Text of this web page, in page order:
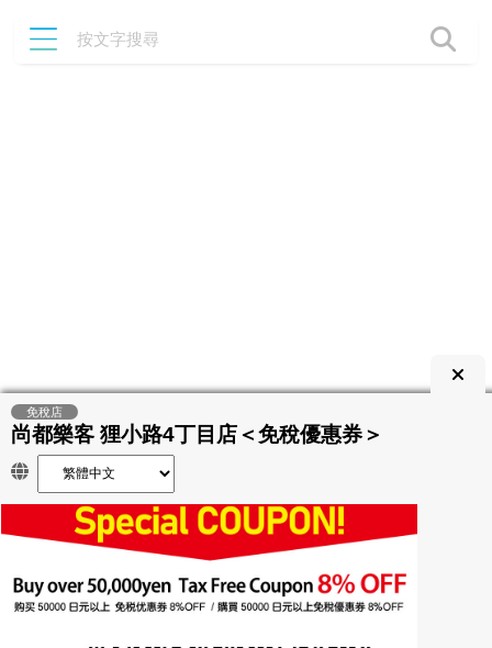
免稅店
尚都樂客 狸小路4丁目店＜免稅優惠券＞